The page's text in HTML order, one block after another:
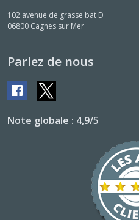
102 avenue de grasse bat D
06800 Cagnes sur Mer
Parlez de nous
Note globale : 4,9/5